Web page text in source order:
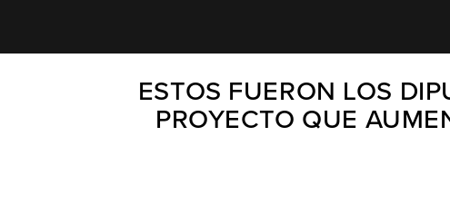
ESTOS FUERON LOS
PROYECTO QUE